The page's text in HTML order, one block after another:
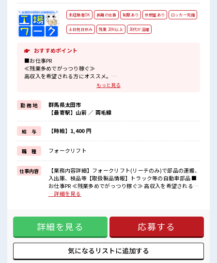
未経験者OK 長期の仕事 制服あり 休憩室あり ロッカー完備
土日祝日休み 残業 20H以上 30代が活躍
おすすめポイント
■お仕事PR
≪残業多めでがっつり稼ぐ≫
高収入を希望される方にオススメ。
残業は月20時間以上あります♪
家族や友人と一緒にプライベート満喫！
制服があると毎日の服選びに悩まずOK♪
≪未経験の方も大カンゲイ≫
新しいことにチャレンジするのは不安だけど、
しっかり働く環境が整っています！
イチからスキルUP・ステップUP目指していきましょう！
≪自分に合った期間で働ける≫
福利厚生が整った派遣のお仕事です！
■職場の雰囲気
一息つける休憩スペースもあります！
職場にはロッカー完備！
私物の置きすぎには注意が必要ですね★
もっと見る
勤 務 地
群馬県太田市
【最寄駅】山前 ／ 両毛線
給 与 【時給】1,400 円
職 種 フォークリフト
仕事内容
【業務内容詳細】フォークリフト(リーチのみ)で部品の運搬、
入出庫、検品等【取扱製品情報】トラック等の自動車部品 ■
お仕事PR ≪残業多めでがっつり稼ぐ≫ 高収入を希望される方
にオススメ。 残業は月20時間以上あります♪ ≪土日祝休のお
しいことにチャレンジするのは不安だけど、 しっかり働く環
境が整っています！ イチからスキルUP・ステップUP目指し
ていきましょう！ ≪自分に合った期間で働ける≫ 福利厚生が
整った派遣のお仕事です！ ■職場の雰囲気 一息つける休憩ス
ペースもあります！ 職場にはロッカー完備！ 私物の置きすぎ
には注意が必要ですね★ 残業が多めだからしっかり稼ぎたい
…詳細を見る
詳細を見る 応募する
気になるリストに追加する